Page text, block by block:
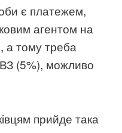
є платежем,
агентом на
а тому треба
(5%), можливо
прийде така